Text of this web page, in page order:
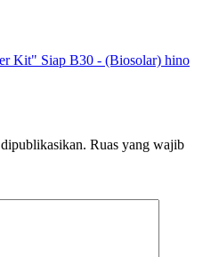
Kit" Siap B30 - (Biosolar) hino
Ruas yang wajib